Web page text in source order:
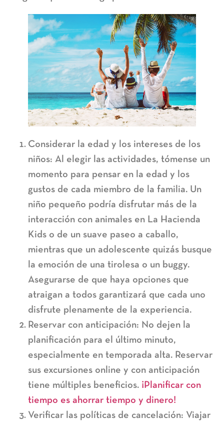
Considerar la edad y los intereses de los
niños: Al elegir las actividades, tómense un
momento para pensar en la edad y los
gustos de cada miembro de la familia. Un
niño pequeño podría disfrutar más de la
interacción con animales en La Hacienda
Kids o de un suave paseo a caballo,
mientras que un adolescente quizás busque
la emoción de una tirolesa o un buggy.
Asegurarse de que haya opciones que
atraigan a todos garantizará que cada uno
disfrute plenamente de la experiencia.
Reservar con anticipación: No dejen la
planificación para el último minuto,
especialmente en temporada alta. Reservar
sus excursiones online y con anticipación
tiene múltiples beneficios. ¡Planificar con
tiempo es ahorrar tiempo y dinero!
Verificar las políticas de cancelación: Viajar